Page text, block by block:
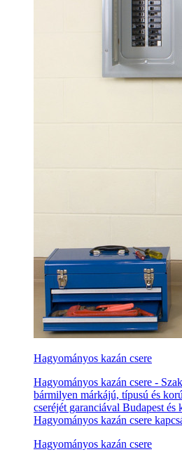
Hagyományos kazán csere
Hagyományos kazán csere -
bármilyen márkájú, típusú és
cseréjét garanciával Budapest és
Hagyományos kazán csere
Hagyományos kazán csere